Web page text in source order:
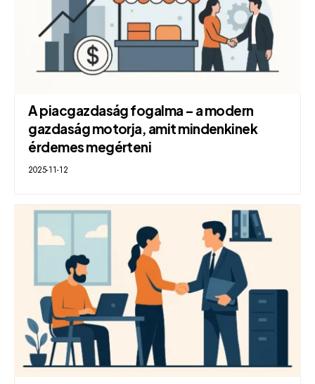
A piacgazdaság fogalma – a modern
gazdaság motorja, amit mindenkinek
érdemes megérteni
2025-11-12